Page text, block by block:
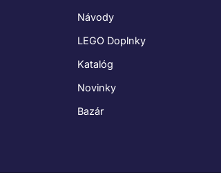
Návody
LEGO Doplnky
Katalóg
Novinky
Bazár